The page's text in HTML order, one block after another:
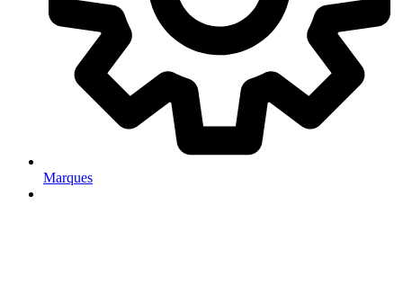
Marques